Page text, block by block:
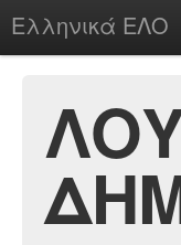
Ελληνικά ΕΛΟ
chesstu.be @ discord
Login